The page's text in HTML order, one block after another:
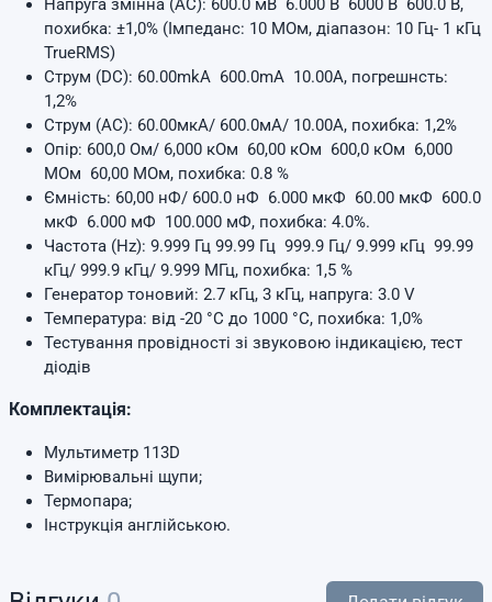
Напруга змінна (AC): 600.0 мВ 6.000 В 6000 В 600.0 В,
похибка: ±1,0% (Імпеданс: 10 МОм, діапазон: 10 Гц- 1 кГц
TrueRMS)
Струм (DC): 60.00mkA 600.0mA 10.00A, погрешнсть:
1,2%
Струм (АС): 60.00мкA/ 600.0мA/ 10.00A, похибка: 1,2%
Опір: 600,0 Ом/ 6,000 кОм 60,00 кОм 600,0 кОм 6,000
MОм 60,00 MОм, похибка: 0.8 %
Ємність: 60,00 нФ/ 600.0 нФ 6.000 мкФ 60.00 мкФ 600.0
мкФ 6.000 мФ 100.000 мФ, похибка: 4.0%.
Частота (Hz): 9.999 Гц 99.99 Гц 999.9 Гц/ 9.999 кГц 99.99
кГц/ 999.9 кГц/ 9.999 МГц, похибка: 1,5 %
Генератор тоновий: 2.7 кГц, 3 кГц, напруга: 3.0 V
Температура: від -20 °C до 1000 °C, похибка: 1,0%
Тестування провідності зі звуковою індикацією, тест
діодів
Комплектація:
Мультиметр 113D
Вимірювальні щупи;
Термопара;
Інструкція англійською.